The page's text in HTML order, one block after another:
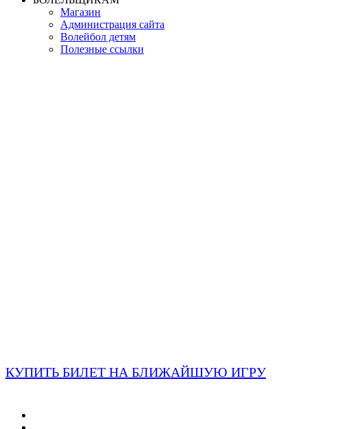
Магазин
Администрация сайта
Волейбол детям
Полезные ссылки
КУПИТЬ БИЛЕТ НА БЛИЖАЙШУЮ ИГРУ